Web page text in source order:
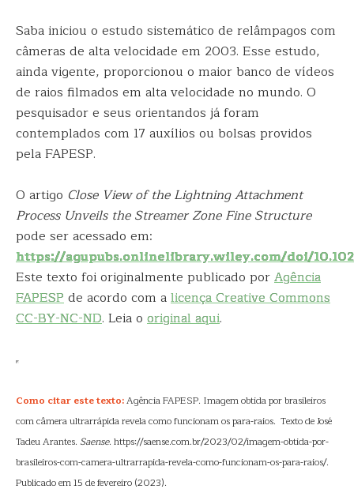
Saba iniciou o estudo sistemático de relâmpagos com
câmeras de alta velocidade em 2003. Esse estudo,
ainda vigente, proporcionou o maior banco de vídeos
de raios filmados em alta velocidade no mundo. O
pesquisador e seus orientandos já foram
contemplados com 17 auxílios ou bolsas providos
pela FAPESP.
O artigo Close View of the Lightning Attachment
Process Unveils the Streamer Zone Fine Structure
pode ser acessado em:
https://agupubs.onlinelibrary.wiley.com/doi/
Este texto foi originalmente publicado porAgência
FAPESPde acordo com alicença Creative Commons
CC-BY-NC-ND. Leia o original aqui.
Como citar este texto:Agência FAPESP. Imagem obtida por brasileiros
com câmera ultrarrápida revela como funcionam os para-raios. Texto de José
Tadeu Arantes. Saense. https://saense.com.br/2023/02/imagem-obtida-por-
brasileiros-com-camera-ultrarrapida-revela-como-funcionam-os-para-raios/.
Publicado em 15 de fevereiro (2023).